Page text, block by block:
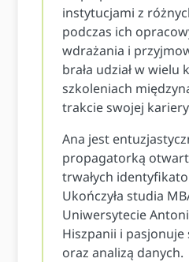
instytucjami z
podczas ich
wdrażania i
brała udział w wielu
szkoleniach
trakcie swojej
Ana jest
propagatorką
trwałych
Ukończyła studia
Uniwersytecie
Hiszpanii i pasjonuje
oraz analizą danych.